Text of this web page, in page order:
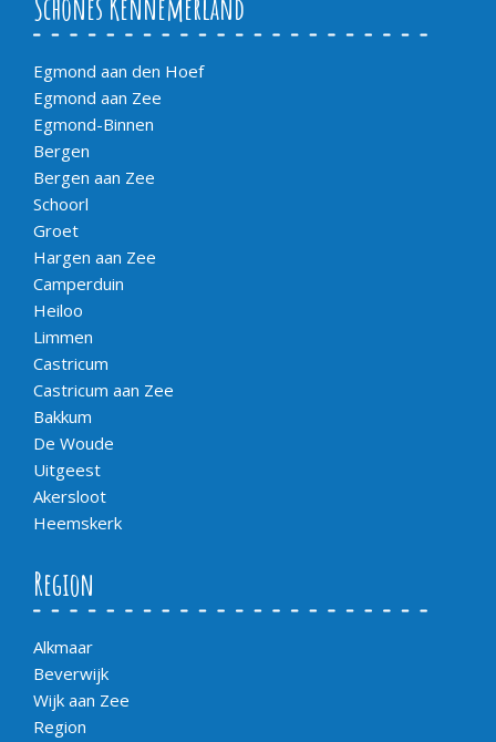
Schönes Kennemerland
Egmond aan den Hoef
Egmond aan Zee
Egmond-Binnen
Bergen
Bergen aan Zee
Schoorl
Groet
Hargen aan Zee
Camperduin
Heiloo
Limmen
Castricum
Castricum aan Zee
Bakkum
De Woude
Uitgeest
Akersloot
Heemskerk
Region
Alkmaar
Beverwijk
Wijk aan Zee
Region